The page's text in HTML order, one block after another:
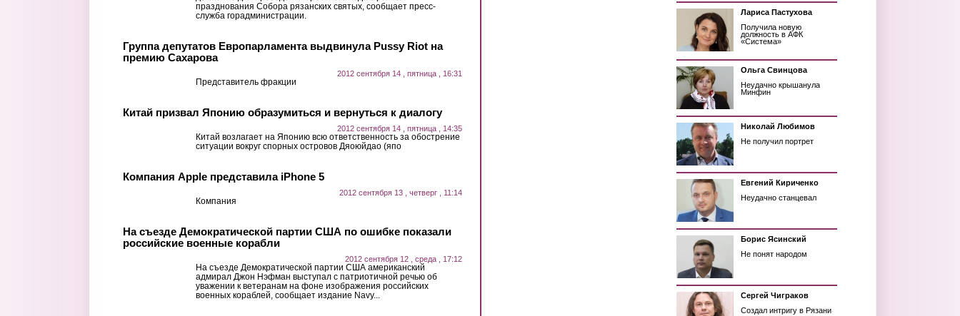
празднования Собора рязанских святых, сообщает пресс-
служба горадминистрации.
Группа депутатов Европарламента выдвинула Pussy Riot на
премию Сахарова
2012 сентября 14 , пятница , 16:31
Представитель фракции
Китай призвал Японию образумиться и вернуться к диалогу
2012 сентября 14 , пятница , 14:35
Китай возлагает на Японию всю ответственность за обострение
ситуации вокруг спорных островов Дяоюйдао (япо
Компания Apple представила iPhone 5
2012 сентября 13 , четверг , 11:14
Компания
На съезде Демократической партии США по ошибке показали
российские военные корабли
2012 сентября 12 , среда , 17:12
На съезде Демократической партии США американский
адмирал Джон Нэфман выступал с патриотичной речью об
уважении к ветеранам на фоне изображения российских
военных кораблей, сообщает издание Navy...
Лариса Пастухова
Получила новую
должность в АФК
«Система»
Ольга Свинцова
Неудачно крышанула
Минфин
Николай Любимов
Не получил портрет
Евгений Кириченко
Неудачно станцевал
Борис Ясинский
Не понят народом
Сергей Чиграков
Создал интригу в Рязани